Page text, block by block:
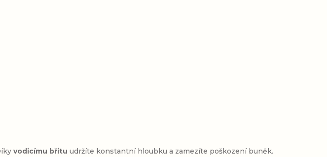
vodicímu břitu udržíte konstantní hloubku a zamezíte poškození buněk.